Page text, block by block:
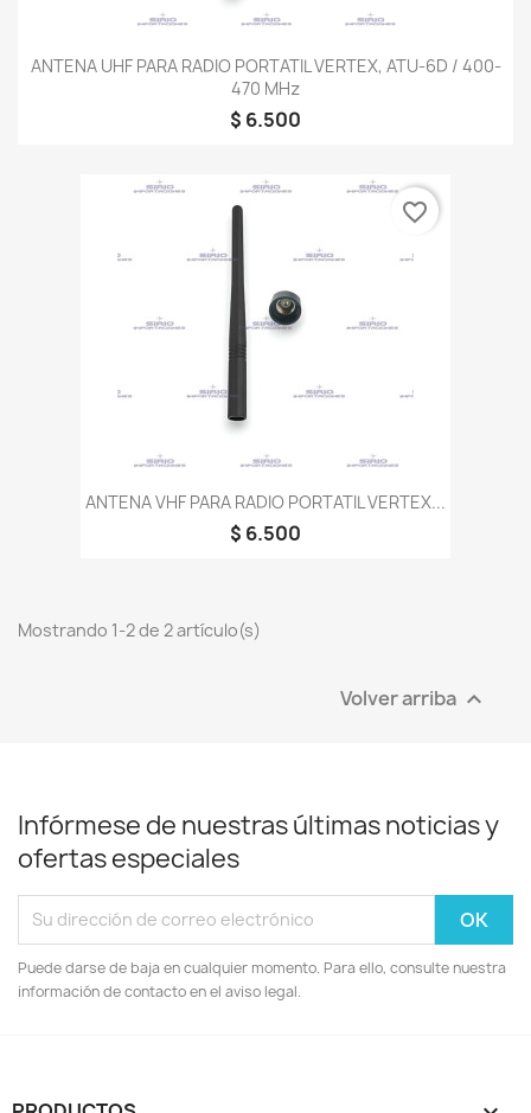
ANTENA UHF PARA RADIO PORTATIL VERTEX, ATU-6D / 400-
470 MHz
$ 6.500
ANTENA VHF PARA RADIO PORTATIL VERTEX...
$ 6.500
favorite_border
Mostrando 1-2 de 2 artículo(s)
Volver arriba 
Infórmese de nuestras últimas noticias y
ofertas especiales
Puede darse de baja en cualquier momento. Para ello, consulte nuestra
información de contacto en el aviso legal.